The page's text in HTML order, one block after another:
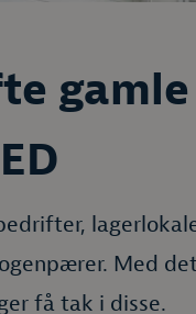
Med
få tak i disse.